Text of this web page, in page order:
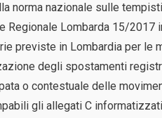
norma nazionale sulle
Regionale Lombarda 15/2017
previste in Lombardia per le
degli spostamenti
o contestuale delle
gli allegati C